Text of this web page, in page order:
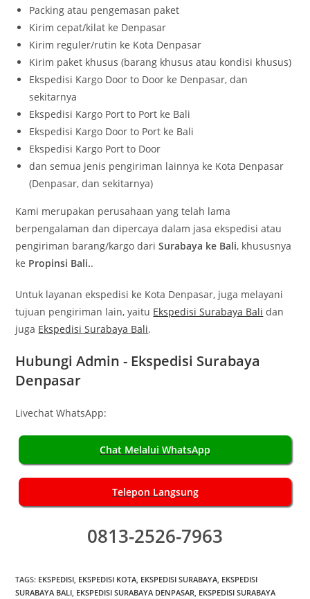
Packing atau pengemasan paket
Kirim cepat/kilat ke Denpasar
Kirim reguler/rutin ke Kota Denpasar
Kirim paket khusus (barang khusus atau kondisi khusus)
Ekspedisi Kargo Door to Door ke Denpasar, dan
sekitarnya
Ekspedisi Kargo Port to Port ke Bali
Ekspedisi Kargo Door to Port ke Bali
Ekspedisi Kargo Port to Door
dan semua jenis pengiriman lainnya ke Kota Denpasar
(Denpasar, dan sekitarnya)
Kami merupakan perusahaan yang telah lama
berpengalaman dan dipercaya dalam jasa ekspedisi atau
pengiriman barang/kargo dariSurabaya ke Bali, khususnya
ke Propinsi Bali..
Untuk layanan ekspedisi ke Kota Denpasar, juga melayani
tujuan pengiriman lain, yaitu Ekspedisi Surabaya Bali dan
juga Ekspedisi Surabaya Bali.
Hubungi Admin - Ekspedisi Surabaya
Denpasar
Livechat WhatsApp:
Chat Melalui WhatsApp
Telepon Langsung
0813-2526-7963
TAGS: EKSPEDISI, EKSPEDISI KOTA, EKSPEDISI SURABAYA, EKSPEDISI
SURABAYA BALI, EKSPEDISI SURABAYA DENPASAR, EKSPEDISI SURABAYA